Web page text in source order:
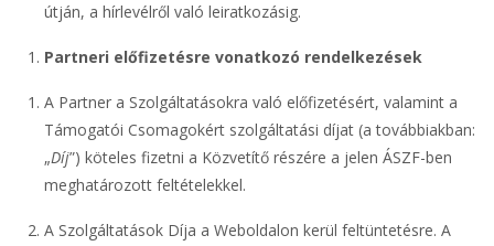
útján, a hírlevélről való leiratkozásig.
Partneri előfizetésre vonatkozó rendelkezések
A Partner a Szolgáltatásokra való előfizetésért, valamint a
Támogatói Csomagokért szolgáltatási díjat (a továbbiakban:
„Díj”) köteles fizetni a Közvetítő részére a jelen ÁSZF-ben
meghatározott feltételekkel.
A Szolgáltatások Díja a Weboldalon kerül feltüntetésre. A